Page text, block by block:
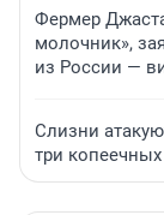
Фермер
молочник»,
из России —
Слизни
три